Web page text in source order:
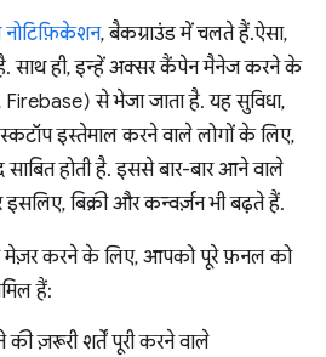
, बैकग्राउंड में चलते हैं.ऐसा,
है. साथ ही, इन्हें अक्सर कैंपेन मैनेज करने के
से भेजा जाता है. यह सुविधा,
इस्तेमाल करने वाले लोगों के लिए,
होती है. इससे बार-बार आने वाले
बिक्री और कन्वर्ज़न भी बढ़ते हैं.
करने के लिए, आपको पूरे फ़नल को
हैं:
ज़रूरी शर्तें पूरी करने वाले